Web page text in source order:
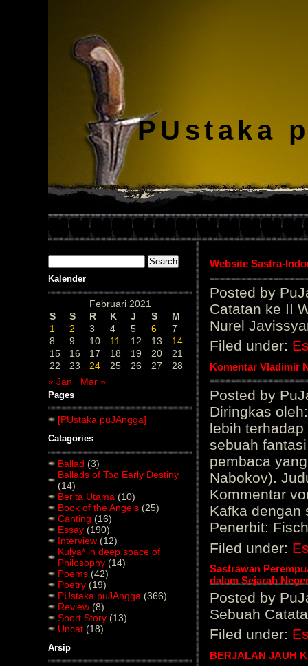
PUstaka
Kalender
Februari 2021
S
S R K J S
M
1
2 3 4 5 6
7
8
9 10 11 12 13
14
15
16 17 18 19 20
21
22
23 24 25 26 27
28
« Jan
Mar »
Pages
[PUstaka puJAngga]
Catagories
Ballad (3)
Ballads of Too Early Destiny
(14)
Berita Utama (10)
Book of the Angels (25)
Canting (16)
Essay (190)
Interview (12)
Kulya* in deep space of
Philosophy (14)
Poems (42)
Poetry (19)
PUstaka puJAngga (366)
Review (8)
Short Story (13)
Uncat (18)
Arsip
Website Sastra-
Posted by
Catatan ke II
Nurel
Filed under:
Komentar Vladimir
Posted by
Diringkas
lebih
sebuah
pembaca
Nabokov).
Kommentar
Kafka dengan
Penerbit:
Filed under:
Sastrawan
dalam Sejarah
Posted by
Sebuah
Filed under:
BERJALAN JAUH